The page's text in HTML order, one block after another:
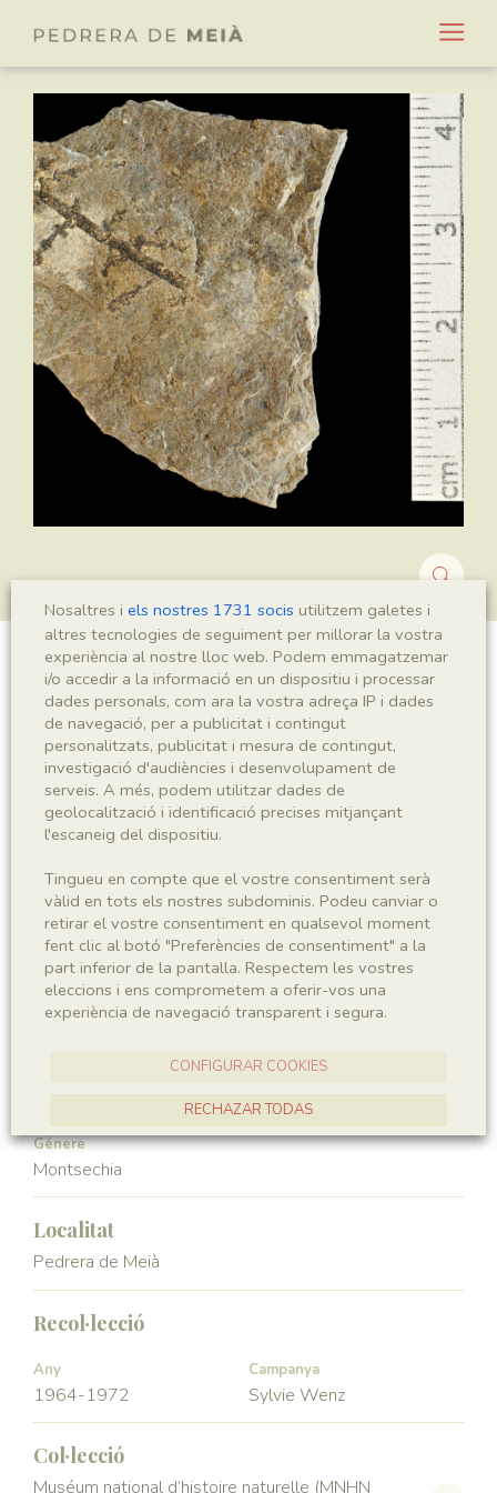
Montsechia vidalii
Sigla
MNHN 17767b
Regne
Plantae
Phyllum
Spermatophyta
Subphyllum
Angiospermae
Classe
Magnoliopsida
Familia
Génere
Montsechia
Localitat
Pedrera de Meià
Recol·lecció
Any
1964-1972
Campanya
Sylvie Wenz
Col·lecció
Muséum national d’histoire naturelle (MNHN
Nosaltres i els nostres 1731 socis utilitzem galetes i
altres tecnologies de seguiment per millorar la vostra
experiència al nostre lloc web. Podem emmagatzemar
i/o accedir a la informació en un dispositiu i processar
dades personals, com ara la vostra adreça IP i dades
de navegació, per a publicitat i contingut
personalitzats, publicitat i mesura de contingut,
investigació d'audiències i desenvolupament de
serveis. A més, podem utilitzar dades de
geolocalització i identificació precises mitjançant
l'escaneig del dispositiu.
Tingueu en compte que el vostre consentiment serà
vàlid en tots els nostres subdominis. Podeu canviar o
retirar el vostre consentiment en qualsevol moment
fent clic al botó "Preferències de consentiment" a la
part inferior de la pantalla. Respectem les vostres
eleccions i ens comprometem a oferir-vos una
experiència de navegació transparent i segura.
CONFIGURAR COOKIES
RECHAZAR TODAS
ACCEPTAR TOTES